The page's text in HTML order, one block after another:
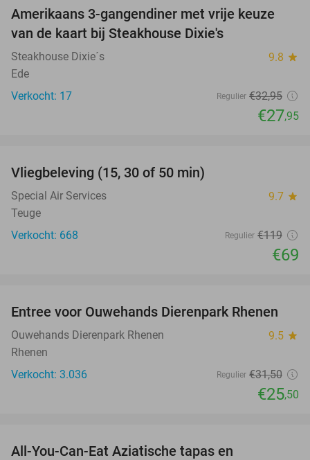
15%
TODAY
Amerikaans 3-gangendiner met vrije keuze
van de kaart bij Steakhouse Dixie's
Steakhouse Dixie´s 9.8 star
Ede
Verkocht: 17
Regulier €32,95
€27,95
NEW
TODAY
Vliegbeleving (15, 30 of 50 min)
Special Air Services 9.7 star
Teuge
Verkocht: 668
Regulier €119
€69
19%
Entree voor Ouwehands Dierenpark Rhenen
Ouwehands Dierenpark Rhenen 9.5 star
Rhenen
Verkocht: 3.036
Regulier €31,50
€25,50
All-You-Can-Eat Aziatische tapas en